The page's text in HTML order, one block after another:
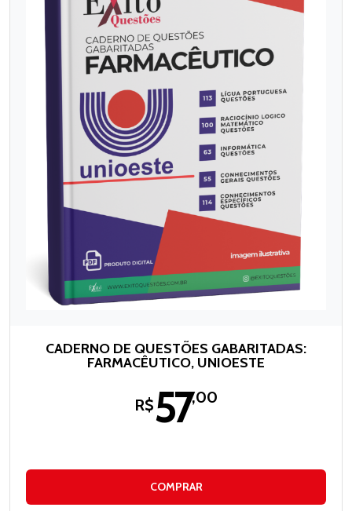
CADERNO DE QUESTÕES GABARITADAS:
FARMACÊUTICO, UNIOESTE
R$57,00
COMPRAR